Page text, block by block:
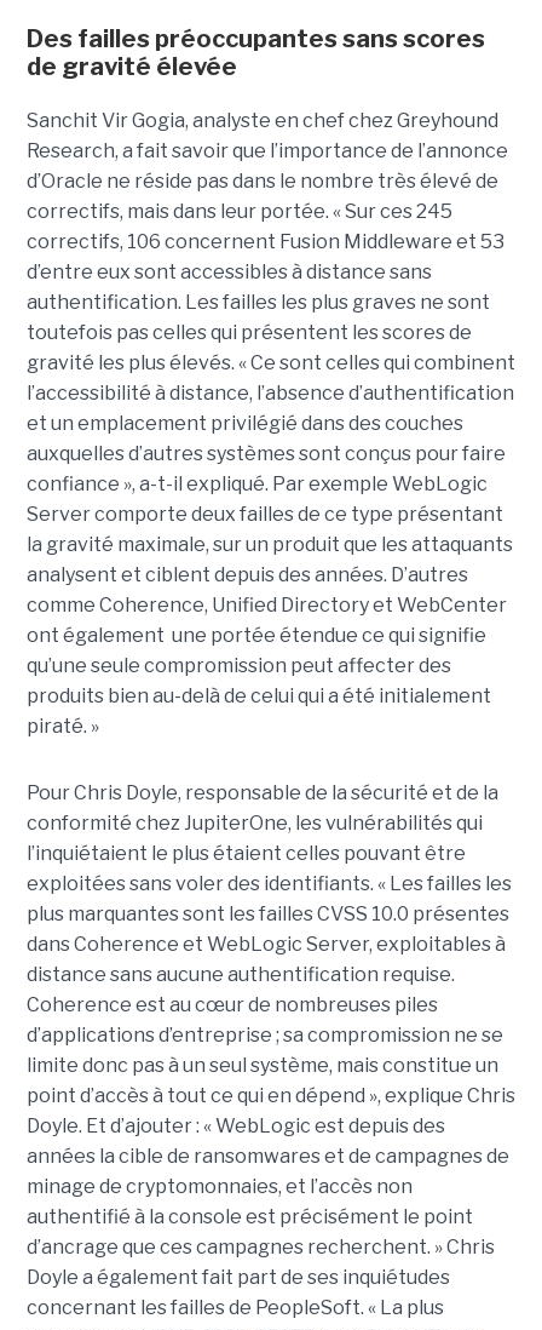
Des failles préoccupantes sans scores
de gravité élevée
Sanchit Vir Gogia, analyste en chef chez Greyhound
Research, a fait savoir que l’importance de l’annonce
d’Oracle ne réside pas dans le nombre très élevé de
correctifs, mais dans leur portée. « Sur ces 245
correctifs, 106 concernent Fusion Middleware et 53
d’entre eux sont accessibles à distance sans
authentification. Les failles les plus graves ne sont
toutefois pas celles qui présentent les scores de
gravité les plus élevés. « Ce sont celles qui combinent
l’accessibilité à distance, l’absence d’authentification
et un emplacement privilégié dans des couches
auxquelles d’autres systèmes sont conçus pour faire
confiance », a-t-il expliqué. Par exemple WebLogic
Server comporte deux failles de ce type présentant
la gravité maximale, sur un produit que les attaquants
analysent et ciblent depuis des années. D’autres
comme Coherence, Unified Directory et WebCenter
ont également une portée étendue ce qui signifie
qu’une seule compromission peut affecter des
produits bien au-delà de celui qui a été initialement
piraté. »
Pour Chris Doyle, responsable de la sécurité et de la
conformité chez JupiterOne, les vulnérabilités qui
l’inquiétaient le plus étaient celles pouvant être
exploitées sans voler des identifiants. « Les failles les
plus marquantes sont les failles CVSS 10.0 présentes
dans Coherence et WebLogic Server, exploitables à
distance sans aucune authentification requise.
Coherence est au cœur de nombreuses piles
d’applications d’entreprise ; sa compromission ne se
limite donc pas à un seul système, mais constitue un
point d’accès à tout ce qui en dépend », explique Chris
Doyle. Et d’ajouter : « WebLogic est depuis des
années la cible de ransomwares et de campagnes de
minage de cryptomonnaies, et l’accès non
authentifié à la console est précisément le point
d’ancrage que ces campagnes recherchent. » Chris
Doyle a également fait part de ses inquiétudes
concernant les failles de PeopleSoft. « La plus